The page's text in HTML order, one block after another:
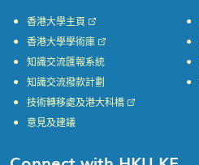
香港大學主頁
香港大學學術庫
知識交流匯報系統
知識交流撥款計劃
技術轉移處及港大科橋
意見及建議